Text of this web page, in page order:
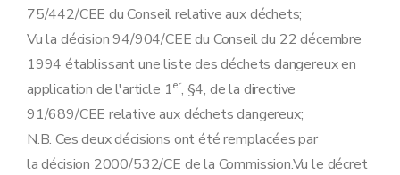
75/442/CEE du Conseil relative aux déchets;
Vu la décision 94/904/CEE du Conseil du 22 décembre
1994 établissant une liste des déchets dangereux en
application de l'article 1er, §4, de la directive
91/689/CEE relative aux déchets dangereux;
N.B. Ces deux décisions ont été remplacées par
la décision 2000/532/CE de la Commission.Vu le décret